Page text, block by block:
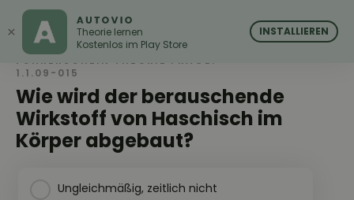
AUTOVIO
Wie wird der berauschende
Wirkstoff von Haschisch im
Körper abgebaut?
FÜHRERSCHEIN THEORIE FRAGE:
1.1.09-015
Ungleichmäßig, zeitlich nicht
× AUTOVIO
Theorie lernen
Kostenlos im Play Store
INSTALLIEREN